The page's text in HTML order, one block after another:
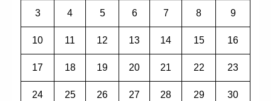
3 4 5 6 7 8 9
10 11 12 13 14 15 16
17 18 19 20 21 22 23
24 25 26 27 28 29 30